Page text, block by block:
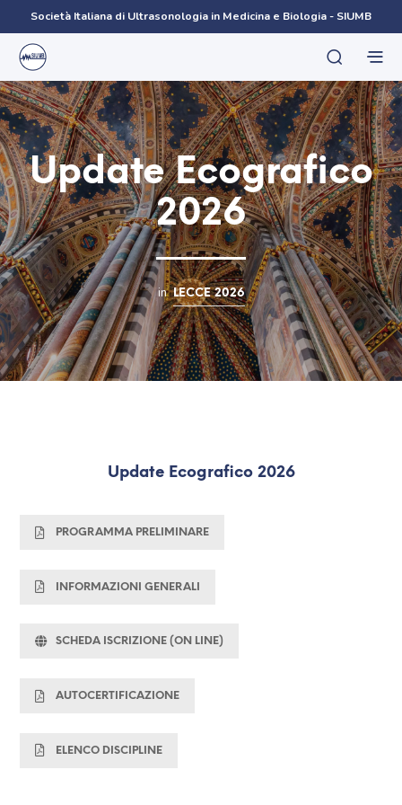
Società Italiana di Ultrasonologia in Medicina e Biologia - SIUMB
Update Ecografico
2026
in LECCE 2026
Update Ecografico 2026
PROGRAMMA PRELIMINARE
INFORMAZIONI GENERALI
SCHEDA ISCRIZIONE (ON LINE)
AUTOCERTIFICAZIONE
ELENCO DISCIPLINE